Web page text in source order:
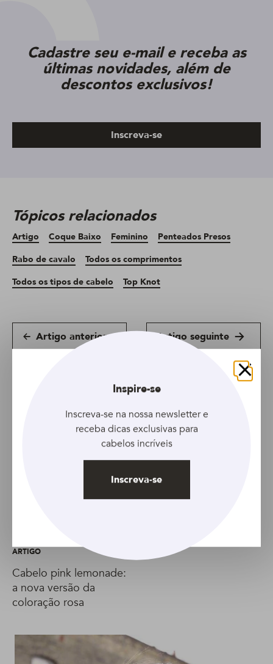
Cadastre seu e-mail e receba as
últimas novidades, além de
descontos exclusivos!
Inscreva-se
Tópicos relacionados
Artigo Coque Baixo Feminino
Penteados Presos
Rabo de cavalo
Todos os comprimentos
Todos os tipos de cabelo
Top Knot
Artigo anterior Artigo seguinte
ARTIGO
Cabelo pink lemonade:
a nova versão da
coloração rosa
GALERIA
O charme da tiara:
Fechar
Inspire-se
Inscreva-se na nossa newsletter e
receba dicas exclusivas para
cabelos incríveis
Inscreva-se